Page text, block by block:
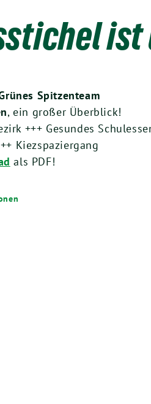
ist
Spitzenteam
, ein großer Überblick!
+++ Gesundes
Kiezspaziergang
als PDF!